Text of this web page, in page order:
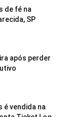
de fé na
SP
após perder
é vendida na